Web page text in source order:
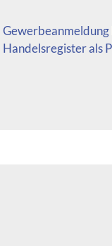
Mit ihrer
Lagerung
Gewerbeanmeldung
Handelsregister als